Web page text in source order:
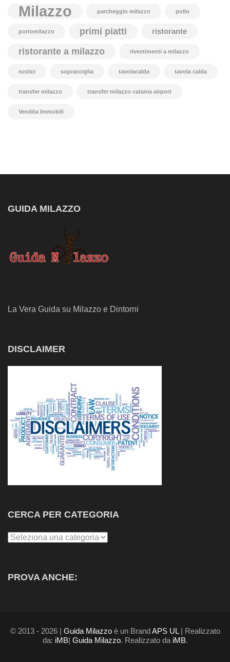
Milazzo parcheggio milazzo pollo
portomilazzo primi piatti ristorante
ristorante a milazzo rivestimenti a milazzo
rustici sopracciglia tavolacalda tavola calda
transfer milazzo transfer milazzo catania airport
Vendita Immobili
GUIDA MILAZZO
La Vera Guida su Milazzo e Dintorni
DISCLAIMER
CERCA PER CATEGORIA
Cerca
PROVA ANCHE:
© 2013 - 2026 | Guida Milazzo è un BrandAPS UL| Realizzato
da: iMB| Guida Milazzo. Realizzato da iMB.